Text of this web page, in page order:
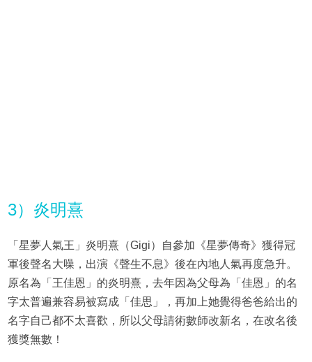
3）炎明熹
「星夢人氣王」炎明熹（Gigi）自參加《星夢傳奇》獲得冠
軍後聲名大噪，出演《聲生不息》後在內地人氣再度急升。
原名為「王佳恩」的炎明熹，去年因為父母為「佳恩」的名
字太普遍兼容易被寫成「佳思」，再加上她覺得爸爸給出的
名字自己都不太喜歡，所以父母請術數師改新名，在改名後
獲獎無數！